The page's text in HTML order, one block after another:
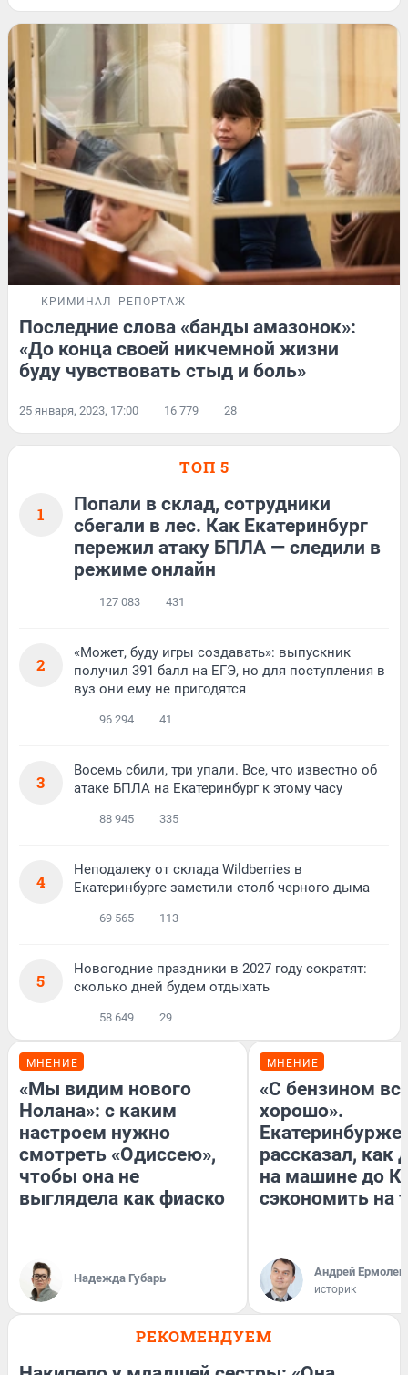
КРИМИНАЛ РЕПОРТАЖ
Последние слова «банды амазонок»:
«До конца своей никчемной жизни
буду чувствовать стыд и боль»
25 января, 2023, 17:00 16 779 28
ТОП 5
1
Попали в склад, сотрудники
сбегали в лес. Как Екатеринбург
пережил атаку БПЛА — следили в
режиме онлайн
127 083 431
2
«Может, буду игры создавать»: выпускник
получил 391 балл на ЕГЭ, но для поступления в
вуз они ему не пригодятся
96 294 41
3
Восемь сбили, три упали. Все, что известно об
атаке БПЛА на Екатеринбург к этому часу
88 945 335
4
Неподалеку от склада Wildberries в
Екатеринбурге заметили столб черного дыма
69 565 113
5
Новогодние праздники в 2027 году сократят:
сколько дней будем отдыхать
58 649 29
МНЕНИЕ
«Мы видим нового
Нолана»: с каким
настроем нужно
смотреть «Одиссею»,
чтобы она не
выглядела как фиаско
Надежда Губарь
МНЕНИЕ
«С бензином
хорошо».
рассказал, как
на машине до
сэкономить на
Андрей
историк
РЕКОМЕНДУЕМ